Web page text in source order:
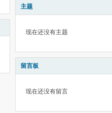
主题
现在还没有主题
留言板
现在还没有留言